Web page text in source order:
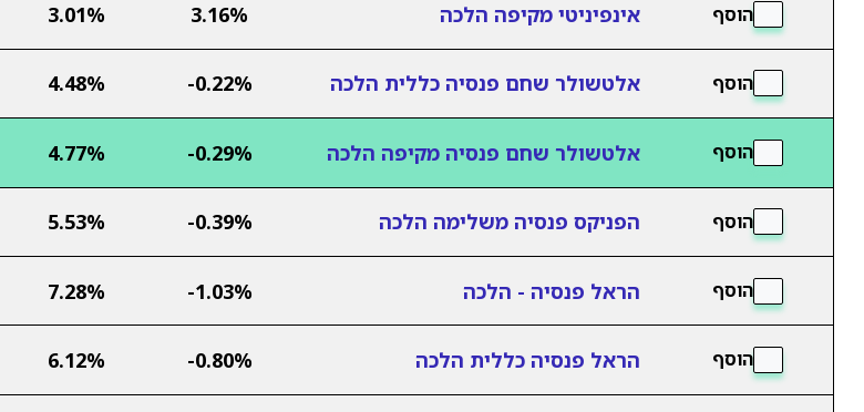
הוסף אינפיניטי מקיפה הלכה 3.16%
3.01%
הוסף אלטשולר שחם פנסיה כללית הלכה -0.22%
4.48%
הוסף אלטשולר שחם פנסיה מקיפה הלכה -0.29%
4.77%
הוסף הפניקס פנסיה משלימה הלכה -0.39%
5.53%
הוסף הראל פנסיה - הלכה -1.03%
7.28%
הוסף הראל פנסיה כללית הלכה -0.80%
6.12%